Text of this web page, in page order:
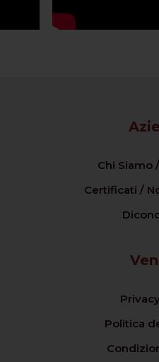
Chi Siamo
Certificati /
Politica